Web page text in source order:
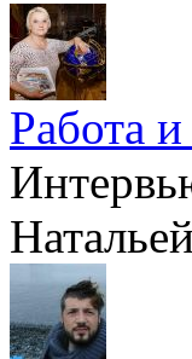
Работа